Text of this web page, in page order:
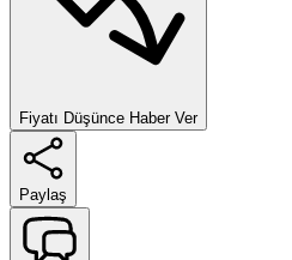
Fiyatı Düşünce Haber Ver
Paylaş